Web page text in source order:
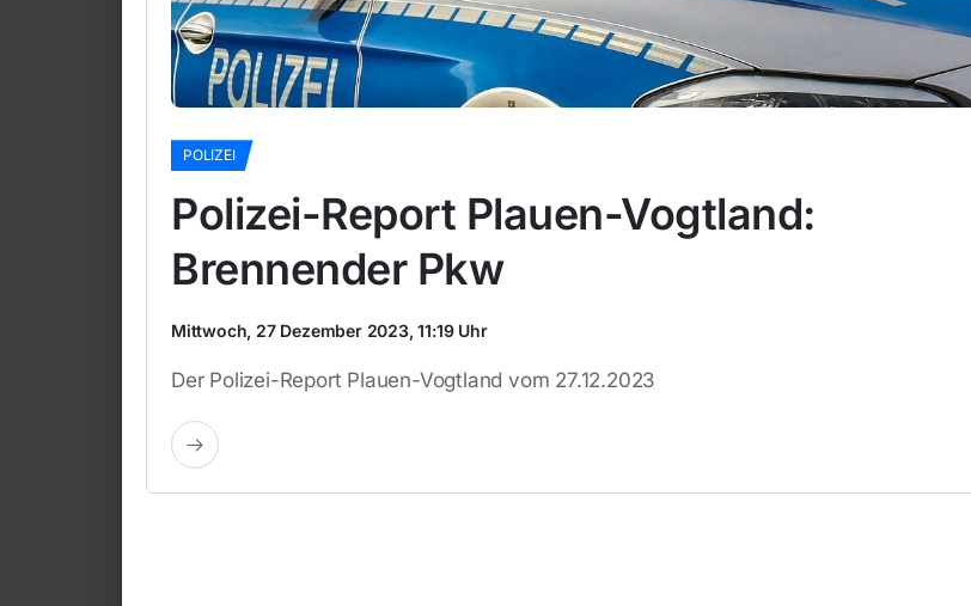
POLIZEI
Polizei-Report Plauen-Vogtland:
Brennender Pkw
Mittwoch, 27 Dezember 2023, 11:19 Uhr
Der Polizei-Report Plauen-Vogtland vom 27.12.2023